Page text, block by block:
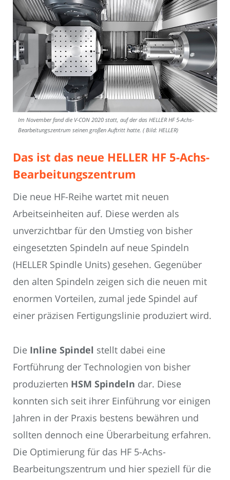
Im November fand die V-CON 2020 statt, auf der das HELLER HF 5-Achs-
Bearbeitungszentrum seinen großen Auftritt hatte. ( Bild: HELLER)
Das ist das neue HELLER HF 5-Achs-
Bearbeitungszentrum
Die neue HF-Reihe wartet mit neuen
Arbeitseinheiten auf. Diese werden als
unverzichtbar für den Umstieg von bisher
eingesetzten Spindeln auf neue Spindeln
(HELLER Spindle Units) gesehen. Gegenüber
den alten Spindeln zeigen sich die neuen mit
enormen Vorteilen, zumal jede Spindel auf
einer präzisen Fertigungslinie produziert wird.
Die Inline Spindel stellt dabei eine
Fortführung der Technologien von bisher
produzierten HSM Spindeln dar. Diese
konnten sich seit ihrer Einführung vor einigen
Jahren in der Praxis bestens bewähren und
sollten dennoch eine Überarbeitung erfahren.
Die Optimierung für das HF 5-Achs-
Bearbeitungszentrum und hier speziell für die